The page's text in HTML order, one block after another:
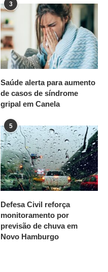
3
Saúde alerta para aumento
de casos de síndrome
gripal em Canela
5
Defesa Civil reforça
monitoramento por
previsão de chuva em
Novo Hamburgo